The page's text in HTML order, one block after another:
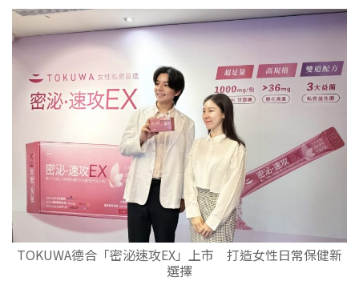
TOKUWA德合「密泌速攻EX」上市 打造女性日常保健新
選擇